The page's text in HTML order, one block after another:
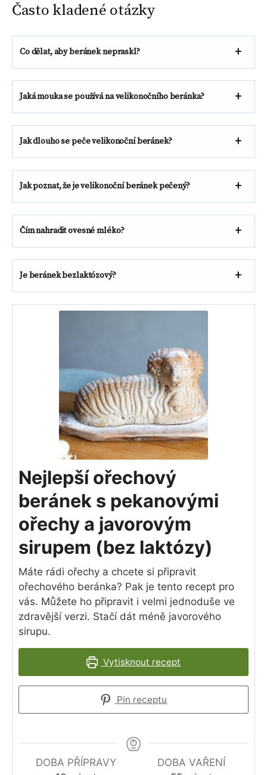
Často kladené otázky
Co dělat, aby beránek nepraskl?
Jaká mouka se používá na velikonočního beránka?
Jak dlouho se peče velikonoční beránek?
Jak poznat, že je velikonoční beránek pečený?
Čím nahradit ovesné mléko?
Je beránek bezlaktózový?
Nejlepší ořechový
beránek s pekanovými
ořechy a javorovým
sirupem (bez laktózy)
Máte rádi ořechy a chcete si připravit
ořechového beránka? Pak je tento recept pro
vás. Můžete ho připravit i velmi jednoduše ve
zdravější verzi. Stačí dát méně javorového
sirupu.
Vytisknout recept
Pin receptu
DOBA PŘÍPRAVY
DOBA VAŘENÍ